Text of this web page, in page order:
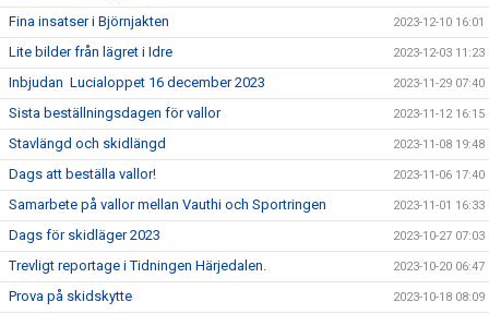
Fina insatser i Björnjakten 2023-12-10 16:01
Lite bilder från lägret i Idre 2023-12-03 11:23
Inbjudan Lucialoppet 16 december 2023 2023-11-29 07:40
Sista beställningsdagen för vallor 2023-11-12 16:15
Stavlängd och skidlängd 2023-11-08 19:48
Dags att beställa vallor! 2023-11-06 17:40
Samarbete på vallor mellan Vauthi och Sportringen 2023-11-01 16:33
Dags för skidläger 2023 2023-10-27 07:03
Trevligt reportage i Tidningen Härjedalen. 2023-10-20 06:47
Prova på skidskytte 2023-10-18 08:09